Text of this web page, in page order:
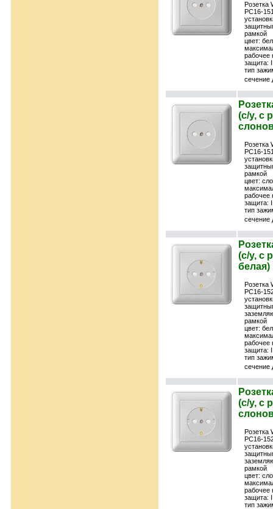
Розетка
РС16-
рамкой
цвет:
рабочее
защита:
тип
сечение
(с/у, с
Розетка
РС16-
рамкой
цвет:
рабочее
защита:
тип
сечение
(с/у, с
белая)
Розетка
РС16-
рамкой
цвет:
рабочее
защита:
тип
сечение
(с/у, с
Розетка
РС16-
рамкой
цвет:
рабочее
защита:
тип